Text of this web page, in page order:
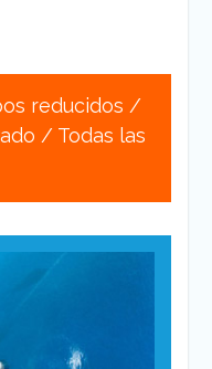
reducidos /
/ Todas las